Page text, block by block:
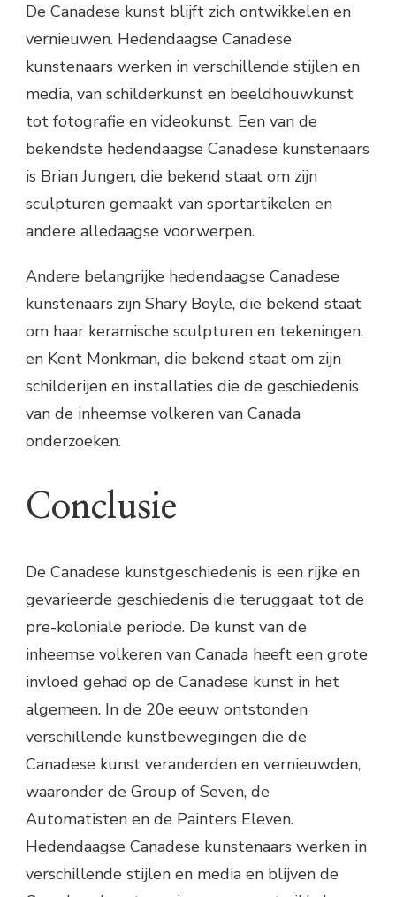
De Canadese kunst blijft zich ontwikkelen en
vernieuwen. Hedendaagse Canadese
kunstenaars werken in verschillende stijlen en
media, van schilderkunst en beeldhouwkunst
tot fotografie en videokunst. Een van de
bekendste hedendaagse Canadese kunstenaars
is Brian Jungen, die bekend staat om zijn
sculpturen gemaakt van sportartikelen en
andere alledaagse voorwerpen.
Andere belangrijke hedendaagse Canadese
kunstenaars zijn Shary Boyle, die bekend staat
om haar keramische sculpturen en tekeningen,
en Kent Monkman, die bekend staat om zijn
schilderijen en installaties die de geschiedenis
van de inheemse volkeren van Canada
onderzoeken.
Conclusie
De Canadese kunstgeschiedenis is een rijke en
gevarieerde geschiedenis die teruggaat tot de
pre-koloniale periode. De kunst van de
inheemse volkeren van Canada heeft een grote
invloed gehad op de Canadese kunst in het
algemeen. In de 20e eeuw ontstonden
verschillende kunstbewegingen die de
Canadese kunst veranderden en vernieuwden,
waaronder de Group of Seven, de
Automatisten en de Painters Eleven.
Hedendaagse Canadese kunstenaars werken in
verschillende stijlen en media en blijven de